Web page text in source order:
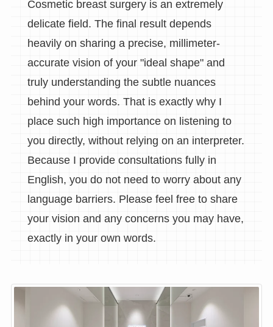
Cosmetic breast surgery is an extremely
delicate field. The final result depends
heavily on sharing a precise, millimeter-
accurate vision of your "ideal shape" and
truly understanding the subtle nuances
behind your words. That is exactly why I
place such high importance on listening to
you directly, without relying on an interpreter.
Because I provide consultations fully in
English, you do not need to worry about any
language barriers. Please feel free to share
your vision and any concerns you may have,
exactly in your own words.